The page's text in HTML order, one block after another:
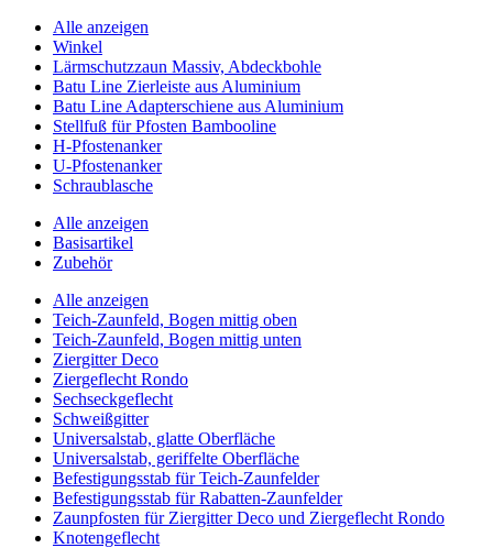
Alle anzeigen
Winkel
Lärmschutzzaun Massiv, Abdeckbohle
Batu Line Zierleiste aus Aluminium
Batu Line Adapterschiene aus Aluminium
Stellfuß für Pfosten Bambooline
H-Pfostenanker
U-Pfostenanker
Schraublasche
Alle anzeigen
Basisartikel
Zubehör
Alle anzeigen
Teich-Zaunfeld, Bogen mittig oben
Teich-Zaunfeld, Bogen mittig unten
Ziergitter Deco
Ziergeflecht Rondo
Sechseckgeflecht
Schweißgitter
Universalstab, glatte Oberfläche
Universalstab, geriffelte Oberfläche
Befestigungsstab für Teich-Zaunfelder
Befestigungsstab für Rabatten-Zaunfelder
Zaunpfosten für Ziergitter Deco und Ziergeflecht Rondo
Knotengeflecht